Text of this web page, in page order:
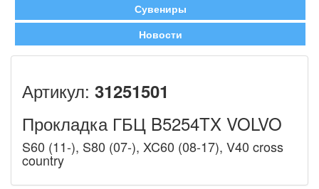
Сувениры
Новости
Артикул: 31251501
Прокладка ГБЦ B5254TX VOLVO
S60 (11-), S80 (07-), XC60 (08-17), V40 cross
country